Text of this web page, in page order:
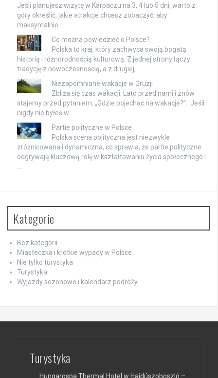
Jeśli planujesz wizytę w Karpaczu na 3, 4 lub 5 dni, warto z
góry określić, jakie atrakcje chcesz zobaczyć, aby
maksymalnie …
Co można powiedzieć o Polsce?
Polska to kraj, który zachwyca swoją bogatą
historią i różnorodnością kulturową. Z jednej strony łączy
tradycję z nowoczesnością, a z drugiej, …
Niezapomniane wakacje w Gruzji
Zbliża się czas wakacji. Lato przed nami i znów
stajemy przed pytaniem: „Gdzie pojechać na wakacje?”. Jeśli
nigdy nie byłeś w …
Partie polityczne w Polsce
Polska scena polityczna jest niezwykle
zróżnicowana i dynamiczna, co sprawia, że partie polityczne
odgrywają kluczową rolę w kształtowaniu życia społecznego i
Kategorie
Bez kategorii
Miasteczka i krótkie wypady w Polsce
Nie tylko turystyka
Turystyka
Wyjazdy sezonowe i kalendarz podróży
Turystyka
Hungarospa Thermal Hotel w Hajdúszoboszló –